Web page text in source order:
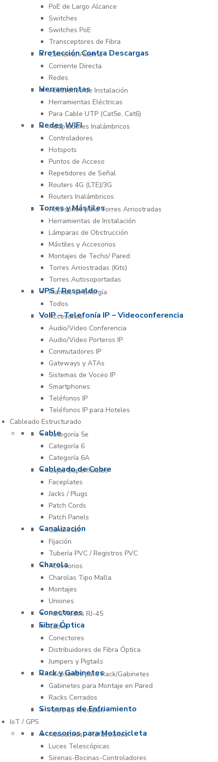
PoE de Largo Alcance
Switches
Switches PoE
Transceptores de Fibra
Protección Contra Descargas
Corriente Alterna
Corriente Directa
Redes
Herramientas
Accesorios de Instalación
Herramientas Eléctricas
Para Cable UTP (Cat5e, Cat6)
Redes WIFI
Adaptadores Inalámbricos
Controladores
Hotspots
Puntos de Acceso
Repetidores de Señal
Routers 4G (LTE)/3G
Routers Inalámbricos
Torres y Mástiles
Accesorios para Torres Arriostradas
Herramientas de Instalación
Lámparas de Obstrucción
Mástiles y Accesorios
Montajes de Techo/ Pared
Torres Arriostradas (Kits)
Torres Autosoportadas
UPS / Respaldo
Plantas de Energía
Todos
VoIP – Telefonía IP – Videoconferencia
Accesorios
Audio/Video Conferencia
Audio/Video Porteros IP
Conmutadores IP
Gateways y ATAs
Sistemas de Voceo IP
Smartphones
Teléfonos IP
Teléfonos IP para Hoteles
Cableado Estructurado
Cable
Categoría 5e
Categoría 6
Categoría 6A
Cableado de Cobre
Cajas Superficiales
Faceplates
Jacks / Plugs
Patch Cords
Patch Panels
Canalización
Canaletas
Fijación
Tubería PVC / Registros PVC
Charola
Accesorios
Charolas Tipo Malla
Montajes
Uniones
Conectores
Para Redes RJ-45
Fibra Óptica
Cable
Conectores
Distribuidores de Fibra Óptica
Jumpers y Pigtails
Rack y Gabinetes
Accesorios para Rack/Gabinetes
Gabinetes para Montaje en Pared
Racks Cerrados
Sistemas de Enfriamiento
Aires de Precisión
IoT / GPS
Accesorios para Motocicleta
Accesorios – Refacciones
Luces Telescópicas
Sirenas-Bocinas-Controladores